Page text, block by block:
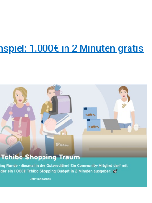
1.000€ in 2 Minuten gratis